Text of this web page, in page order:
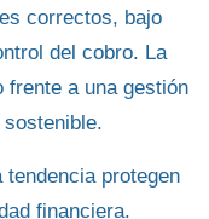
correctos, bajo
del cobro. La
frente a una gestión
protegen
financiera.